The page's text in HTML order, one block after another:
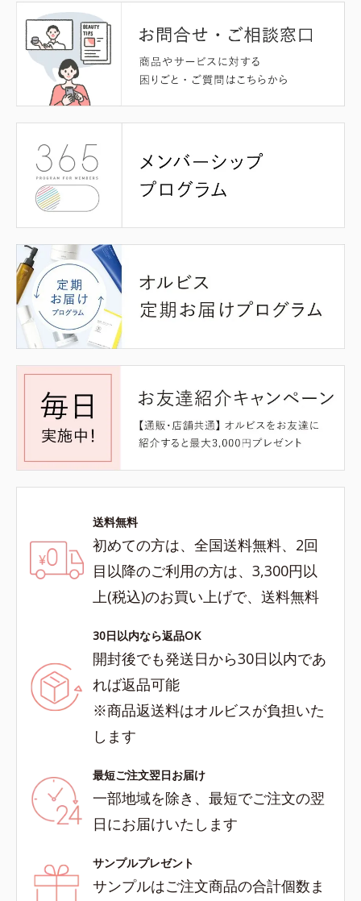
送料無料
初めての方は、全国送料無料、2回
目以降のご利用の方は、3,300円以
上(税込)のお買い上げで、送料無料
30日以内なら返品OK
開封後でも発送日から30日以内であ
れば返品可能
※商品返送料はオルビスが負担いた
します
最短ご注文翌日お届け
一部地域を除き、最短でご注文の翌
日にお届けいたします
サンプルプレゼント
サンプルはご注文商品の合計個数ま